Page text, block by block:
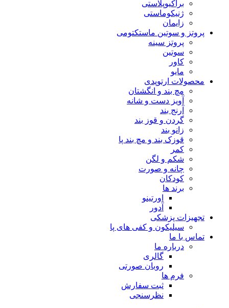
براکیوپلاستی
ژنیکوماستی
زایمان
پروتز و سوتین ماستکتومی
پروتز سینه
سوتین
کاور
مایو
محصولات ارتوپدی
مچ بند و انگشتان
آویز دست و شانه
آرنج بند
گردن و قوز بند
زانو بند
قوزک بند و مچ بند پا
کمر
شکم و لگن
چانه و صورت
کودکان
برند ها
اورتینو
آدور
تجهیزات پزشکی
سیلیکون و کفی های پا
تماس با ما
درباره ما
گالری
روبان صورتی
فرم ها
ثبت سفارش
نظرسنجی